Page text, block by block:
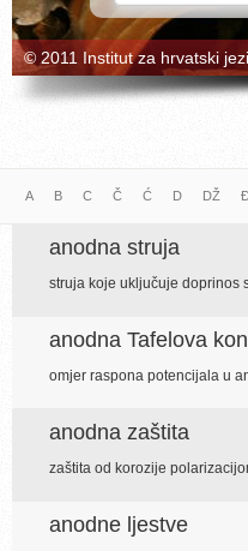
© 2011 Institut za hrvatski
A B C Č Ć D DŽ
anodna struja
struja koje uključuje doprinos
anodna Tafelova
omjer raspona potencijala u
anodna zaštita
zaštita od korozije
anodne ljestve